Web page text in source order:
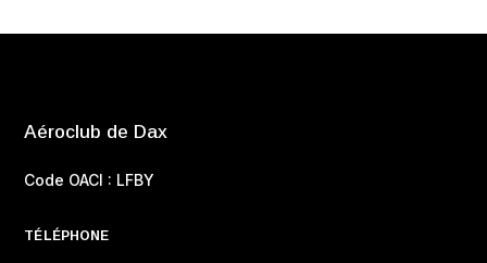
Aéroclub de Dax
Code OACI : LFBY
TÉLÉPHONE